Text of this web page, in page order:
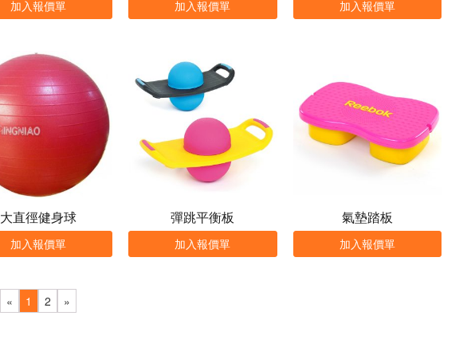
加入報價單 加入報價單 加入報價單
大直徑健身球
加入報價單
彈跳平衡板
加入報價單
氣墊踏板
加入報價單
« 1 2 »